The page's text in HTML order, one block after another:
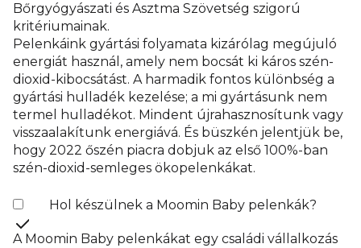
Bőrgyógyászati és Asztma Szövetség szigorú
kritériumainak.
Pelenkáink gyártási folyamata kizárólag megújuló
energiát használ, amely nem bocsát ki káros szén-
dioxid-kibocsátást. A harmadik fontos különbség a
gyártási hulladék kezelése; a mi gyártásunk nem
termel hulladékot. Mindent újrahasznosítunk vagy
visszaalakítunk energiává. És büszkén jelentjük be,
hogy 2022 őszén piacra dobjuk az első 100%-ban
szén-dioxid-semleges ökopelenkákat.
Hol készülnek a Moomin Baby pelenkák?
A Moomin Baby pelenkákat egy családi vállalkozás